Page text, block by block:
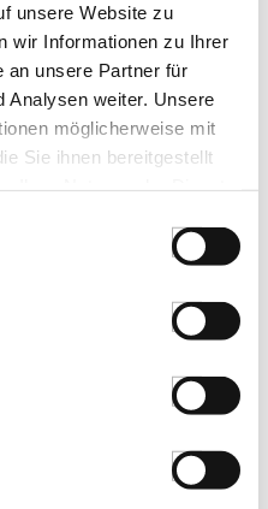
unsere Website zu
wir Informationen zu Ihrer
an unsere Partner für
Analysen weiter. Unsere
möglicherweise mit
Sie ihnen bereitgestellt
- Gemüse-Bananen
Sauce, Jeera Reis
Ajinomoto, TK, 600 g,